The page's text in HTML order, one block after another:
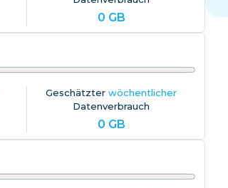
0 GB
Geschätzterwöchentlicher
Datenverbrauch
0 GB